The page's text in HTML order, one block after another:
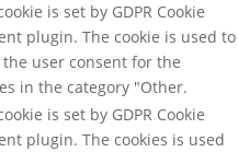
is set by GDPR Cookie
plugin. The cookie is used to
user consent for the
in the category "Other.
is set by GDPR Cookie
plugin. The cookies is used